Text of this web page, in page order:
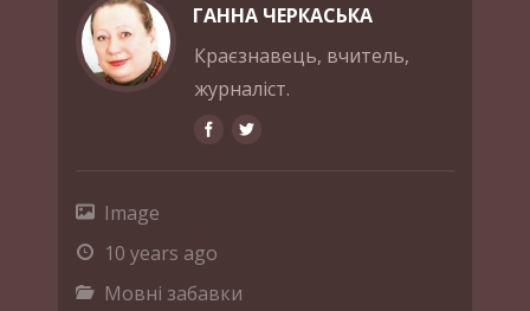
ГАННА ЧЕРКАСЬКА
Краєзнавець, вчитель,
журналіст.
Image
10 years ago
Мовні забавки